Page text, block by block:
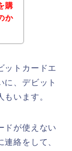
購
か
ットカードエ
に、デビット
います。
ドが使えない
絡をして、